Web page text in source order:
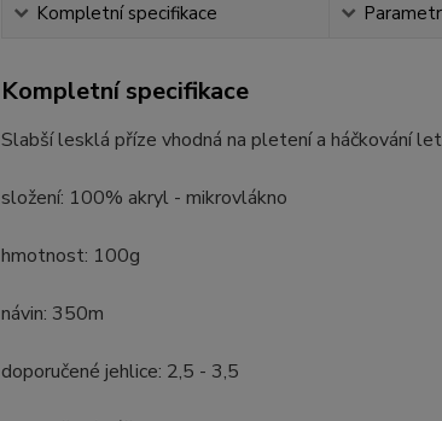
Kompletní specifikace
Kompletní specifikace
Slabší lesklá příze vhodná na pletení a háčkování
složení: 100% akryl - mikrovlákno
hmotnost: 100g
návin: 350m
doporučené jehlice: 2,5 - 3,5